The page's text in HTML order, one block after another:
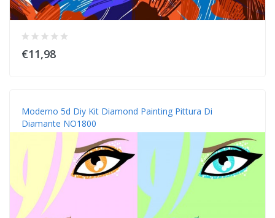
€11,98
Moderno 5d Diy Kit Diamond Painting Pittura Di
Diamante NO1800